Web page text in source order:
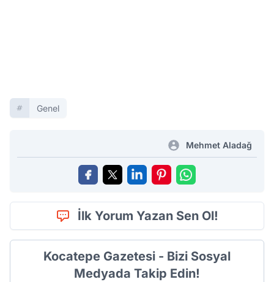
Genel
Mehmet Aladağ
İlk Yorum Yazan Sen Ol!
Kocatepe Gazetesi - Bizi Sosyal
Medyada Takip Edin!